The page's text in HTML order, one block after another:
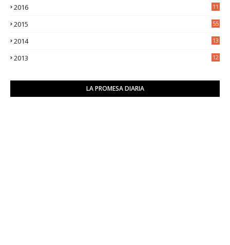
2016
11
2015 55
2014
13
2013
12
LA PROMESA DIARIA